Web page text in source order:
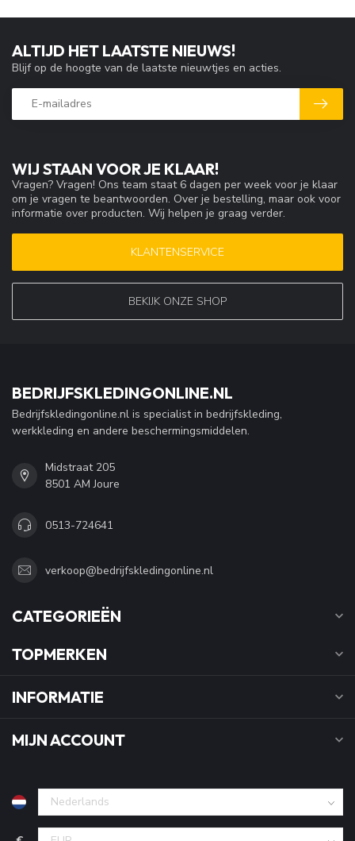
WIJ STAAN VOOR JE KLAAR!
Vragen? Vragen! Ons team staat 6 dagen per week voor je klaar
om je vragen te beantwoorden. Over je bestelling, maar ook voor
informatie over producten. Wij helpen je graag verder.
KLANTENSERVICE
BEKIJK ONZE SHOP
ALTIJD HET LAATSTE NIEUWS!
Blijf op de hoogte van de laatste nieuwtjes en acties.
BEDRIJFSKLEDINGONLINE.NL
Bedrijfskledingonline.nl is specialist in bedrijfskleding,
werkkleding en andere beschermingsmiddelen.
Midstraat 205
8501 AM Joure
0513-724641
verkoop@bedrijfskledingonline.nl
CATEGORIEËN
TOPMERKEN
INFORMATIE
MIJN ACCOUNT